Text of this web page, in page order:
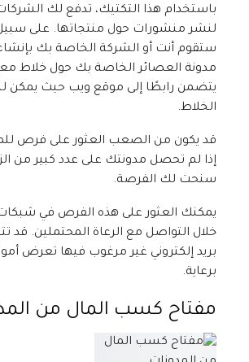
باستخدام هذا التكتيك، تدفع لك
لنشر منشورات حول منتجاتها. على سبيل
ستقوم أنت أو الشركة الخاصة بك
مدونة العصائر الخاصة بك حول خلاط
يتضمن رابطًا إلى موقع ويب حيث يمكن
الخلاط.
قد يكون من الصعب العثور على فرص
إذا لم تحصل مدونتك على عدد كبير من
سنحت لك الفرصة.
يمكنك العثور على هذه الفرص في شبكات
خلال التواصل مع الرعاة المحتملين. قد
بريد إلكتروني غير مرغوب فيها تعرض
برعاية.
مفتاح كسب المال من